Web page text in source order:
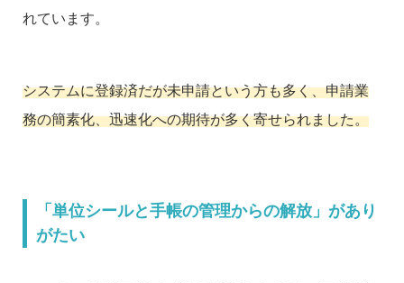
れています。
システムに登録済だが未申請という方も多く、申請業
務の簡素化、迅速化への期待が多く寄せられました。
「単位シールと手帳の管理からの解放」があり
がたい